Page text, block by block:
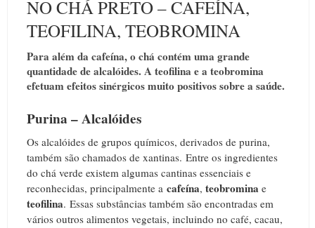
NO CHÁ PRETO – CAFEÍNA,
TEOFILINA, TEOBROMINA
Para além da cafeína, o chá contém uma grande
quantidade de alcalóides. A teofilina e a teobromina
efetuam efeitos sinérgicos muito positivos sobre a saúde.
Purina – Alcalóides
Os alcalóides de grupos químicos, derivados de purina,
também são chamados de xantinas. Entre os ingredientes
do chá verde existem algumas cantinas essenciais e
reconhecidas, principalmente a cafeína, teobromina e
teofilina. Essas substâncias também são encontradas em
vários outros alimentos vegetais, incluindo no café, cacau,